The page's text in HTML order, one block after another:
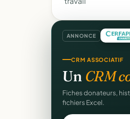
ANNONCE
SITE WEB
Votre
Une page publique
Sans webmaster.